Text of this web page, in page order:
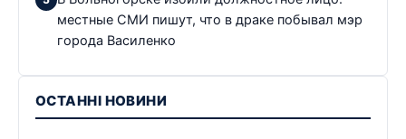
местные СМИ пишут, что в драке побывал мэр
города Василенко
ОСТАННІ НОВИНИ